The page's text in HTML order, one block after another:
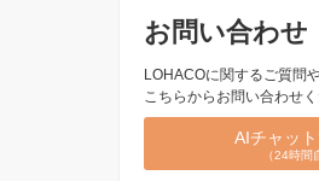
お問い合わせ
LOHACOに関するご質問
こちらからお問い合わせく
AIチャッ
（24時間